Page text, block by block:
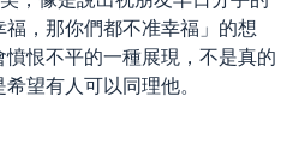
，那你們都不准幸福」的想
恨不平的一種展現，不是真的
望有人可以同理他。